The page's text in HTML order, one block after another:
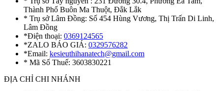
Thành Phố Buôn Ma Thuột, Đắk Lắk
* Trụ sở Lâm Đồng: Số 454 Hùng Vương, Thị Trấn Di Linh,
Lâm Đồng
*Điện thoại: 0369124565
*ZALO BÁO GIÁ: 0329576282
*Email: kesieuthihanatech@gmail.com
* Mã Số Thuế: 3603830221
ĐỊA CHỈ CHI NHÁNH